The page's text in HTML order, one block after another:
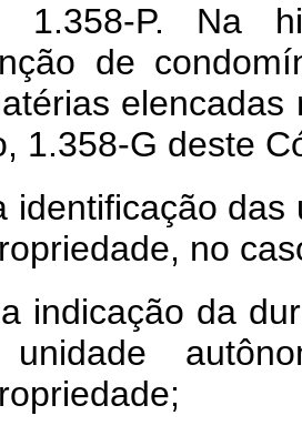
1.358-P. Na
de
1.358-G deste
identificação
no
indicação da
unidade